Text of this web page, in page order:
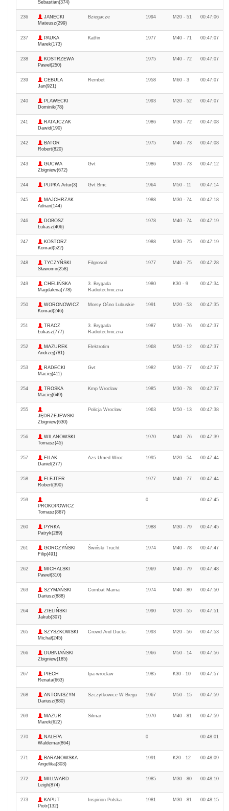
Sebastian(374)
236
JANECKI
Mateusz(299)
Bziegacze 1994 M20 - 51 00:47:06
237
PAUKA
Marek(173)
Katfin 1977 M40 - 71 00:47:07
238
KOSTRZEWA
Paweł(250)
1975 M40 - 72 00:47:07
239
CEBULA
Jan(921)
Rembet 1958 M60 - 3 00:47:07
240
PLAWECKI
Dominik(78)
1993 M20 - 52 00:47:07
241
RATAJCZAK
Dawid(190)
1986 M30 - 72 00:47:08
242
BATOR
Robert(820)
1975 M40 - 73 00:47:08
243
GUCWA
Zbigniew(672)
Gvt 1986 M30 - 73 00:47:12
244 PUPKA Artur(3) Gvt Bmc 1964 M50 - 11 00:47:14
245
MAJCHRZAK
Adrian(144)
1988 M30 - 74 00:47:18
246
DOBOSZ
Łukasz(406)
1978 M40 - 74 00:47:19
247
KOSTORZ
Konrad(522)
1988 M30 - 75 00:47:19
248
TYCZYŃSKI
Sławomir(258)
Filgrosoil 1977 M40 - 75 00:47:28
249
CHELIŃSKA
Magdalena(778)
3. Brygada
Radiotechniczna
1980 K30 - 9 00:47:34
250
WORONOWICZ
Konrad(246)
Morsy Ośno Lubuskie 1991 M20 - 53 00:47:35
251
TRACZ
Łukasz(777)
3. Brygada
Radiotechniczna
1987 M30 - 76 00:47:37
252
MAZUREK
Andrzej(781)
Elektrotim 1968 M50 - 12 00:47:37
253
RADECKI
Maciej(411)
Gvt 1982 M30 - 77 00:47:37
254
TROSKA
Maciej(649)
Kmp Wrocław 1985 M30 - 78 00:47:37
255
JĘDRZEJEWSKI
Zbigniew(630)
Policja Wrocław 1963 M50 - 13 00:47:38
256
WILANOWSKI
Tomasz(45)
1970 M40 - 76 00:47:39
257
FILAK
Daniel(277)
Azs Umed Wroc 1995 M20 - 54 00:47:44
258
FLEJTER
Robert(390)
1977 M40 - 77 00:47:44
259
PROKOPOWICZ
Tomasz(867)
0 00:47:45
260
PYRKA
Patryk(289)
1988 M30 - 79 00:47:45
261
GORCZYŃSKI
Filip(491)
Świński Trucht 1974 M40 - 78 00:47:47
262
MICHALSKI
Paweł(310)
1969 M40 - 79 00:47:48
263
SZYMAŃSKI
Dariusz(888)
Combat Mama 1974 M40 - 80 00:47:50
264
ZIELIŃSKI
Jakub(307)
1990 M20 - 55 00:47:51
265
SZYSZKOWSKI
Michał(245)
Crowd And Ducks 1993 M20 - 56 00:47:53
266
DUBNIAŃSKI
Zbigniew(185)
1966 M50 - 14 00:47:56
267
PIECH
Renata(663)
Ipa-wrocław 1985 K30 - 10 00:47:57
268
ANTONISZYN
Dariusz(880)
Szczytkowice W Biegu 1967 M50 - 15 00:47:59
269
MAZUR
Marek(622)
Silmar 1970 M40 - 81 00:47:59
270
NALEPA
Waldemar(864)
0 00:48:01
271
BARANOWSKA
Angelika(303)
1991 K20 - 12 00:48:09
272
MILLWARD
Leigh(874)
1985 M30 - 80 00:48:10
273
KAPUT
Piotr(132)
Inspirion Polska 1981 M30 - 81 00:48:15